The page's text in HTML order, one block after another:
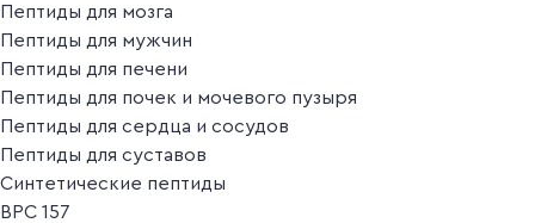
Пептиды для мозга
Пептиды для мужчин
Пептиды для печени
Пептиды для почек и мочевого пузыря
Пептиды для сердца и сосудов
Пептиды для суставов
Синтетические пептиды
BPC 157